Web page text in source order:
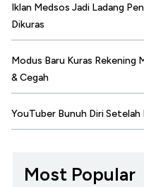
Iklan Medsos Jadi Ladang
Dikuras
Modus Baru Kuras Rekening
& Cegah
YouTuber Bunuh Diri
Most Popular